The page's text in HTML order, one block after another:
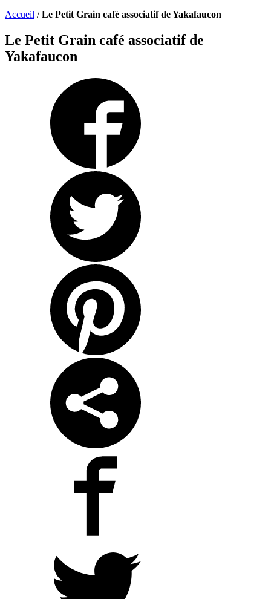
Accueil /Le Petit Grain café associatif de Yakafaucon
Le Petit Grain café associatif de
Yakafaucon